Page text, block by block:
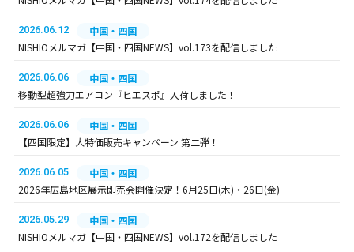
2026.06.12
中国・四国
NISHIOメルマガ【中国・四国NEWS】vol.173を配信しました
2026.06.06
中国・四国
移動型超強力エアコン『ヒエスポ』入荷しました！
2026.06.06
中国・四国
【四国限定】大特価販売キャンペーン 第二弾！
2026.06.05
中国・四国
2026年広島地区展示即売会開催決定！6月25日(木)・26日(金)
2026.05.29
中国・四国
NISHIOメルマガ【中国・四国NEWS】vol.172を配信しました